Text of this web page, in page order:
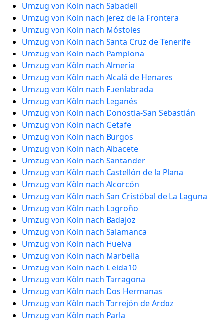
Umzug von Köln nach Sabadell
Umzug von Köln nach Jerez de la Frontera
Umzug von Köln nach Móstoles
Umzug von Köln nach Santa Cruz de Tenerife
Umzug von Köln nach Pamplona
Umzug von Köln nach Almería
Umzug von Köln nach Alcalá de Henares
Umzug von Köln nach Fuenlabrada
Umzug von Köln nach Leganés
Umzug von Köln nach Donostia-San Sebastián
Umzug von Köln nach Getafe
Umzug von Köln nach Burgos
Umzug von Köln nach Albacete
Umzug von Köln nach Santander
Umzug von Köln nach Castellón de la Plana
Umzug von Köln nach Alcorcón
Umzug von Köln nach San Cristóbal de La Laguna
Umzug von Köln nach Logroño
Umzug von Köln nach Badajoz
Umzug von Köln nach Salamanca
Umzug von Köln nach Huelva
Umzug von Köln nach Marbella
Umzug von Köln nach Lleida10
Umzug von Köln nach Tarragona
Umzug von Köln nach Dos Hermanas
Umzug von Köln nach Torrejón de Ardoz
Umzug von Köln nach Parla